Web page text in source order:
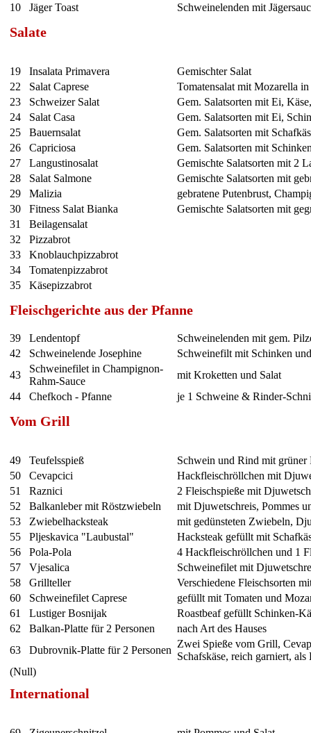
10
Jäger Toast Schweinelenden mit
Salate
19 Insalata Primavera
Gemischter Salat
22
Salat Caprese
Tomatensalat mit Mozarella
23
Schweizer Salat
Gem. Salatsorten mit Ei,
24
Salat Casa
Gem. Salatsorten mit Ei,
25
Bauernsalat
Gem. Salatsorten mit
26
Capriciosa
Gem. Salatsorten mit
27
Langustinosalat
Gemischte Salatsorten mit 2
28
Salat Salmone
Gemischte Salatsorten mit
29
Malizia
gebratene Putenbrust,
30
Fitness Salat Bianka
Gemischte Salatsorten mit
31
Beilagensalat
32
Pizzabrot
33
Knoblauchpizzabrot
34
Tomatenpizzabrot
35
Käsepizzabrot
Fleischgerichte aus der Pfanne
39 Lendentopf
Schweinelenden mit gem.
42
Schweinelende Josephine
Schweinefilt mit Schinken
43
Schweinefilet in Champignon-
Rahm-Sauce
mit Kroketten und Salat
44
Chefkoch - Pfanne je 1 Schweine & Rinder-
Vom Grill
49 Teufelsspieß
Schwein und Rind mit grüner
50
Cevapcici
Hackfleischröllchen mit
51
Raznici
2 Fleischspieße mit
52
Balkanleber mit Röstzwiebeln
mit Djuwetschreis, Pommes
53
Zwiebelhacksteak
mit gedünsteten Zwiebeln,
55
Pljeskavica "Laubustal"
Hacksteak gefüllt mit
56
Pola-Pola
4 Hackfleischröllchen und 1
57
Vjesalica
Schweinefilet mit
58
Grillteller
Verschiedene Fleischsorten
60
Schweinefilet Caprese
gefüllt mit Tomaten und
61
Lustiger Bosnijak
Roastbeaf gefüllt Schinken-
62
Balkan-Platte für 2 Personen
nach Art des Hauses
63
Dubrovnik-Platte für 2 Personen
Zwei Spieße vom Grill,
Schafskäse, reich garniert,
(Null)
International